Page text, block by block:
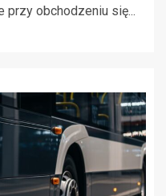
obchodzeniu się...